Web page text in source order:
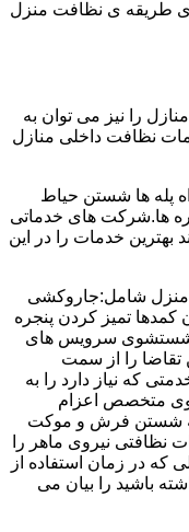
ی طریقه ی نظافت منزل
را نیز می توان به
نظافت داخلی منازل
پله ها شستن حیاط
ها.شرکت های خدماتی
بهترین خدمات را در این
شامل:جاروکشی
تمیز کردن پنجره
شستشوی سرویس های
تقاضا را از سمت
که نیاز دارد را به
متخصص اعزام
شستن فرش و موکت
نیروی ماهر را
که در زمان استفاده از
باشید را بیان می